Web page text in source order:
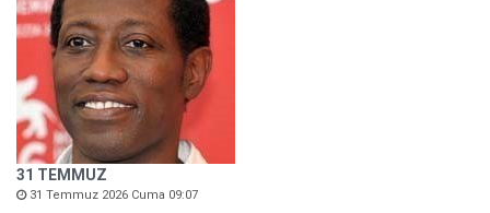
31 TEMMUZ
31 Temmuz 2026 Cuma 09:07